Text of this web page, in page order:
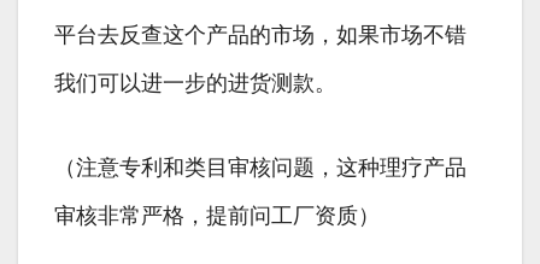
平台去反查这个产品的市场，如果市场不错
我们可以进一步的进货测款。
（注意专利和类目审核问题，这种理疗产品
审核非常严格，提前问工厂资质）